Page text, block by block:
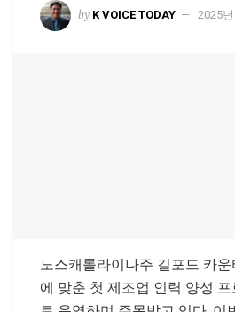
by K VOICE TODAY 2025
노스캐롤라이나주 길포드 카
에 맞춘 첫 제조업 인력 양성